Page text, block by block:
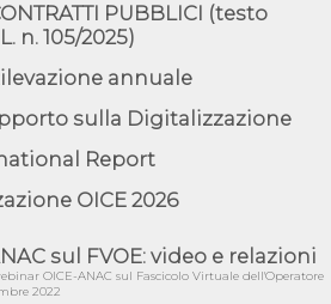
dal Cipess via libera al quinto lotto
industriale in calo dell'1% a giugno,
in Cdm: contributi per
europea in Cdm per recepimento
PUBBLICI (testo
n. 105/2025)
annuale
sulla Digitalizzazione
Report
OICE 2026
sul FVOE: video e relazioni
OICE-ANAC sul Fascicolo Virtuale dell'Operatore
2022